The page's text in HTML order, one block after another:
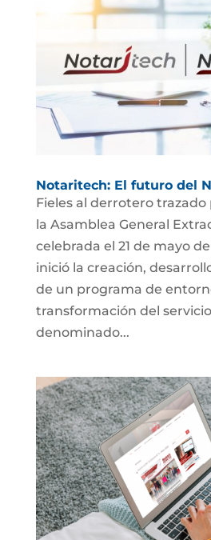
Notaritech: El futuro del
Fieles al derrotero
la Asamblea General
celebrada el 21 de mayo de
inició la creación,
de un programa de
transformación del
denominado...